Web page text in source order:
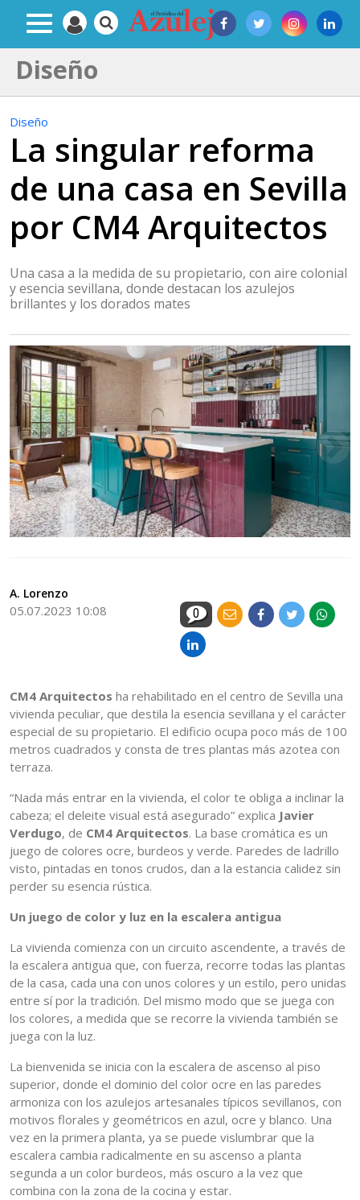
Diseño
Diseño
La singular reforma
de una casa en Sevilla
por CM4 Arquitectos
Una casa a la medida de su propietario, con aire colonial
y esencia sevillana, donde destacan los azulejos
brillantes y los dorados mates
A. Lorenzo
05.07.2023 10:08 0
CM4 Arquitectos ha rehabilitado en el centro de Sevilla una
vivienda peculiar, que destila la esencia sevillana y el carácter
especial de su propietario. El edificio ocupa poco más de 100
metros cuadrados y consta de tres plantas más azotea con
terraza.
“Nada más entrar en la vivienda, el color te obliga a inclinar la
cabeza; el deleite visual está asegurado” explica Javier
Verdugo, de CM4 Arquitectos. La base cromática es un
juego de colores ocre, burdeos y verde. Paredes de ladrillo
visto, pintadas en tonos crudos, dan a la estancia calidez sin
perder su esencia rústica.
Un juego de color y luz en la escalera antigua
La vivienda comienza con un circuito ascendente, a través de
la escalera antigua que, con fuerza, recorre todas las plantas
de la casa, cada una con unos colores y un estilo, pero unidas
entre sí por la tradición. Del mismo modo que se juega con
los colores, a medida que se recorre la vivienda también se
juega con la luz.
La bienvenida se inicia con la escalera de ascenso al piso
superior, donde el dominio del color ocre en las paredes
armoniza con los azulejos artesanales típicos sevillanos, con
motivos florales y geométricos en azul, ocre y blanco. Una
vez en la primera planta, ya se puede vislumbrar que la
escalera cambia radicalmente en su ascenso a planta
segunda a un color burdeos, más oscuro a la vez que
combina con la zona de la cocina y estar.